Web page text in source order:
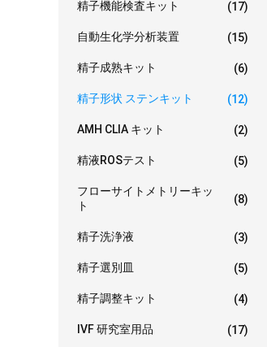
精子機能検査キット (17)
自動生化学分析装置 (15)
精子成熟キット (6)
精子形状 ステンキット (12)
AMH CLIA キット (2)
精液ROSテスト (5)
フローサイトメトリーキッ
ト
(8)
精子洗浄液 (3)
精子選別皿 (5)
精子調整キット (4)
IVF 研究室用品 (17)